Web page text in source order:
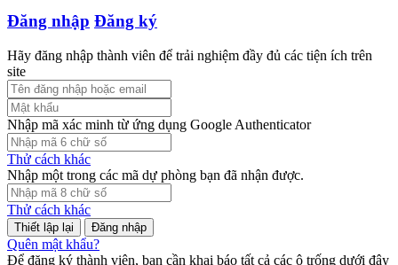
Đăng nhập Đăng ký
Hãy đăng nhập thành viên để trải nghiệm đầy đủ các tiện ích trên
site
Nhập mã xác minh từ ứng dụng Google Authenticator
Thử cách khác
Nhập một trong các mã dự phòng bạn đã nhận được.
Thử cách khác
Đăng nhập
Quên mật khẩu?
Để đăng ký thành viên, bạn cần khai báo tất cả các ô trống dưới đây